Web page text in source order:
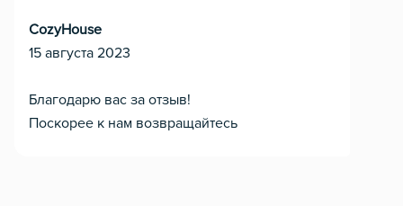
CozyHouse
15 августа 2023
Благодарю вас за отзыв!
Поскорее к нам возвращайтесь